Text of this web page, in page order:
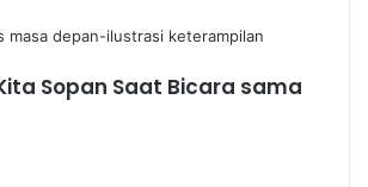
Sopan Saat Bicara sama